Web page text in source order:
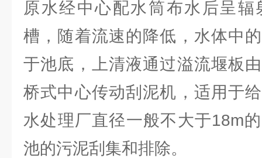
原水经中心配水筒布水后呈
槽，随着流速的降低，水体中
于池底，上清液通过溢流堰板
桥式中心传动刮泥机，适用于
水处理厂直径一般不大于18m
池的污泥刮集和排除。